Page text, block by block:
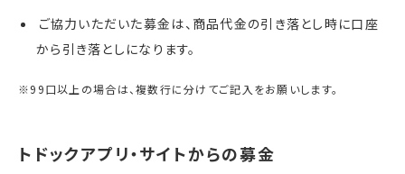
ご協力いただいた募金は、商品代金の引き落とし時に口座
から引き落としになります。
※99口以上の場合は、複数行に分けてご記入をお願いします。